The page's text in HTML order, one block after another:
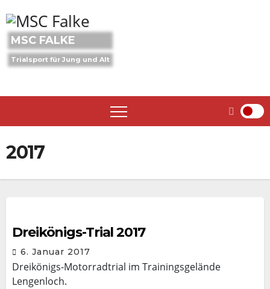
to
content
MSC FALKE
Trialsport für Jung und Alt
2017
Dreikönigs-Trial 2017
6. Januar 2017
Dreikönigs-Motorradtrial im Trainingsgelände
Lengenloch.